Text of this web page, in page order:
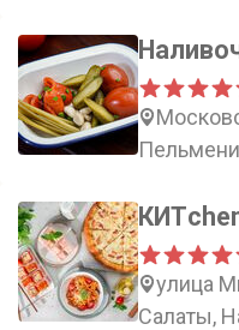
улица
Салаты,